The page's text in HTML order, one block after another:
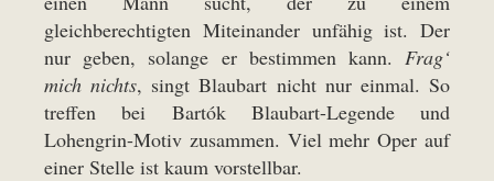
gleichberechtigten Miteinander unfähig ist. Der
nur geben, solange er bestimmen kann. Frag‘
mich nichts, singt Blaubart nicht nur einmal. So
treffen bei Bartók Blaubart-Legende und
Lohengrin-Motiv zusammen. Viel mehr Oper auf
einer Stelle ist kaum vorstellbar.